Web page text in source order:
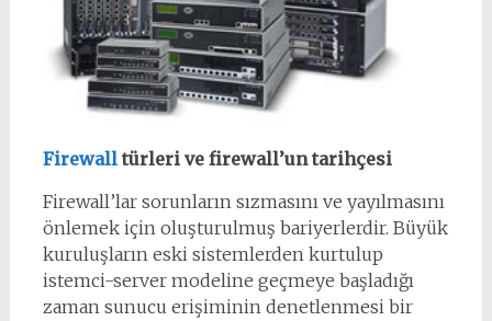
Firewalltürleri ve firewall’un tarihçesi
Firewall’lar sorunların sızmasını ve yayılmasını
önlemek için oluşturulmuş bariyerlerdir. Büyük
kuruluşların eski sistemlerden kurtulup
istemci-server modeline geçmeye başladığı
zaman sunucu erişiminin denetlenmesi bir